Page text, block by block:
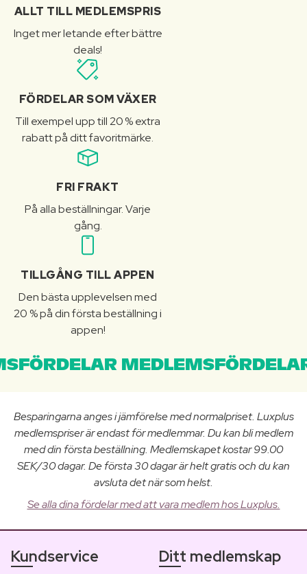
ALLT TILL MEDLEMSPRIS
Inget mer letande efter bättre
deals!
FÖRDELAR SOM VÄXER
Till exempel upp till 20 % extra
rabatt på ditt favoritmärke.
FRI FRAKT
På alla beställningar. Varje
gång.
TILLGÅNG TILL APPEN
Den bästa upplevelsen med
20 % på din första beställning i
appen!
Besparingarna anges i jämförelse med normalpriset. Luxplus
medlemspriser är endast för medlemmar. Du kan bli medlem
med din första beställning. Medlemskapet kostar 99.00
SEK/30 dagar. De första 30 dagar är helt gratis och du kan
avsluta det när som helst.
Se alla dina fördelar med att vara medlem hos Luxplus.
Kundservice Ditt medlemskap